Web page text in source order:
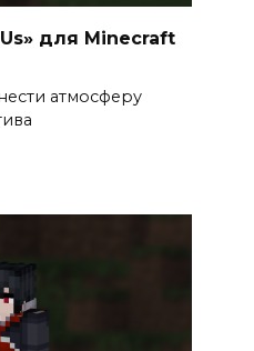
для Minecraft
атмосферу